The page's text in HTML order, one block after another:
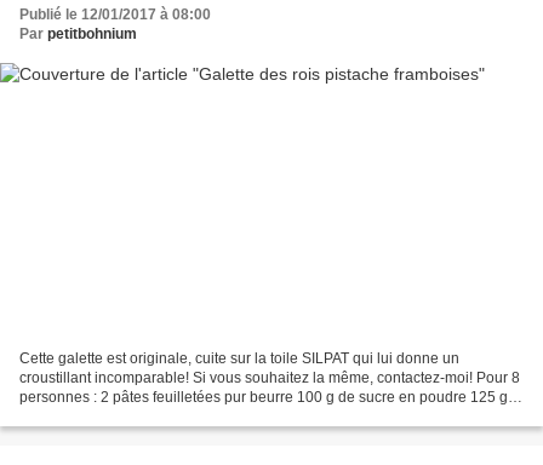
Publié le 12/01/2017 à 08:00
Par petitbohnium
Cette galette est originale, cuite sur la toile SILPAT qui lui donne un
croustillant incomparable! Si vous souhaitez la même, contactez-moi! Pour 8
personnes : 2 pâtes feuilletées pur beurre 100 g de sucre en poudre 125 g